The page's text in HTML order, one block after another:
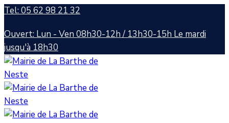
Tel: 05 62 98 21 32
Ouvert: Lun - Ven 08h30-12h / 13h30-15h Le mardi
jusqu'à 18h30